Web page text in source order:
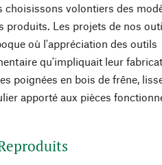
volontiers des
produits. Les projets de nos
où l'appréciation des outils
qu'impliquait leur
poignées en bois de frêne,
apporté aux pièces